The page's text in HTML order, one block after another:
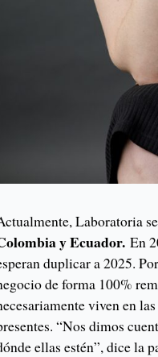
Laboratoria
y Ecuador. En
duplicar a 2025.
de forma 100%
viven en
“Nos dimos
ellas estén”, dice la